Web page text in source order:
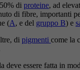
di proteine, ad
di fibre, importanti
(A, e del gruppo B) e
di pigmenti come la
deve essere fatta in